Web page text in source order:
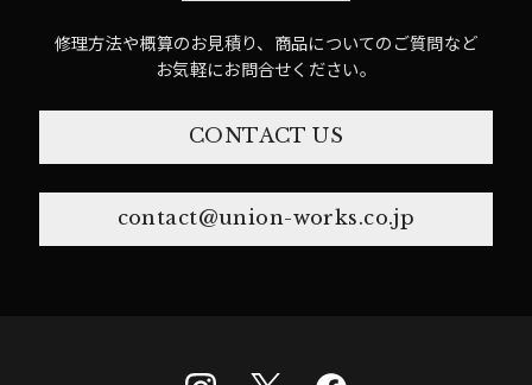
修理方法や概算のお見積り、商品についてのご質問など
お気軽にお問合せください。
CONTACT US
contact@union-works.co.jp